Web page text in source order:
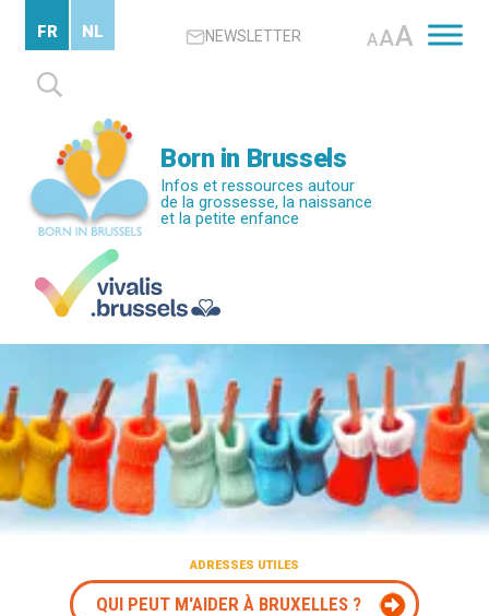
contenu
principal
NEWSLETTER AAA
Rechercher :
FR NL
Born in Brussels
Infos et ressources autour
de la grossesse, la naissance
et la petite enfance
ADRESSES UTILES
QUI PEUT M'AIDER À BRUXELLES ?